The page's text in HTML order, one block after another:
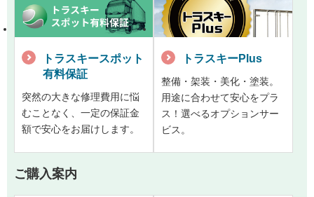
トラスキースポット
有料保証
突然の大きな修理費用に悩
むことなく、一定の保証金
額で安心をお届けします。
トラスキーPlus
整備・架装・美化・塗装。
用途に合わせて安心をプラ
ス！選べるオプションサー
ビス。
ご購入案内